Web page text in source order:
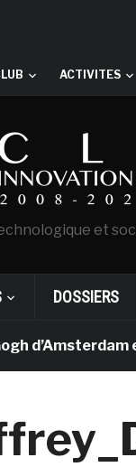
ACTIVITES
et
DOSSIERS
et